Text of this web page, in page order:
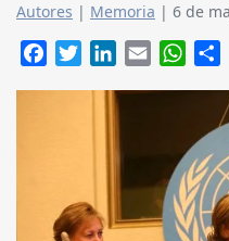
Autores | Memoria | 6 de
FacebookTwitterLinkedIn
Email